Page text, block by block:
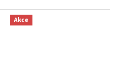
Akce